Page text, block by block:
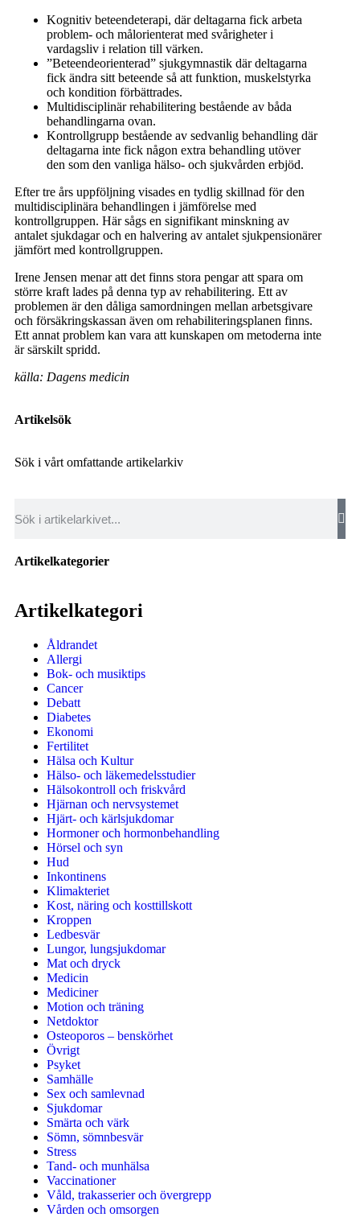
Kognitiv beteendeterapi, där deltagarna fick arbeta
problem- och målorienterat med svårigheter i
vardagsliv i relation till värken.
”Beteendeorienterad” sjukgymnastik där deltagarna
fick ändra sitt beteende så att funktion, muskelstyrka
och kondition förbättrades.
Multidisciplinär rehabilitering bestående av båda
behandlingarna ovan.
Kontrollgrupp bestående av sedvanlig behandling där
deltagarna inte fick någon extra behandling utöver
den som den vanliga hälso- och sjukvården erbjöd.
Efter tre års uppföljning visades en tydlig skillnad för den
multidisciplinära behandlingen i jämförelse med
kontrollgruppen. Här sågs en signifikant minskning av
antalet sjukdagar och en halvering av antalet sjukpensionärer
jämfört med kontrollgruppen.
Irene Jensen menar att det finns stora pengar att spara om
större kraft lades på denna typ av rehabilitering. Ett av
problemen är den dåliga samordningen mellan arbetsgivare
och försäkringskassan även om rehabiliteringsplanen finns.
Ett annat problem kan vara att kunskapen om metoderna inte
är särskilt spridd.
källa: Dagens medicin
Artikelsök
Sök i vårt omfattande artikelarkiv
Artikelkategorier
Artikelkategori
Åldrandet
Allergi
Bok- och musiktips
Cancer
Debatt
Diabetes
Ekonomi
Fertilitet
Hälsa och Kultur
Hälso- och läkemedelsstudier
Hälsokontroll och friskvård
Hjärnan och nervsystemet
Hjärt- och kärlsjukdomar
Hormoner och hormonbehandling
Hörsel och syn
Hud
Inkontinens
Klimakteriet
Kost, näring och kosttillskott
Kroppen
Ledbesvär
Lungor, lungsjukdomar
Mat och dryck
Medicin
Mediciner
Motion och träning
Netdoktor
Osteoporos – benskörhet
Övrigt
Psyket
Samhälle
Sex och samlevnad
Sjukdomar
Smärta och värk
Sömn, sömnbesvär
Stress
Tand- och munhälsa
Vaccinationer
Våld, trakasserier och övergrepp
Vården och omsorgen